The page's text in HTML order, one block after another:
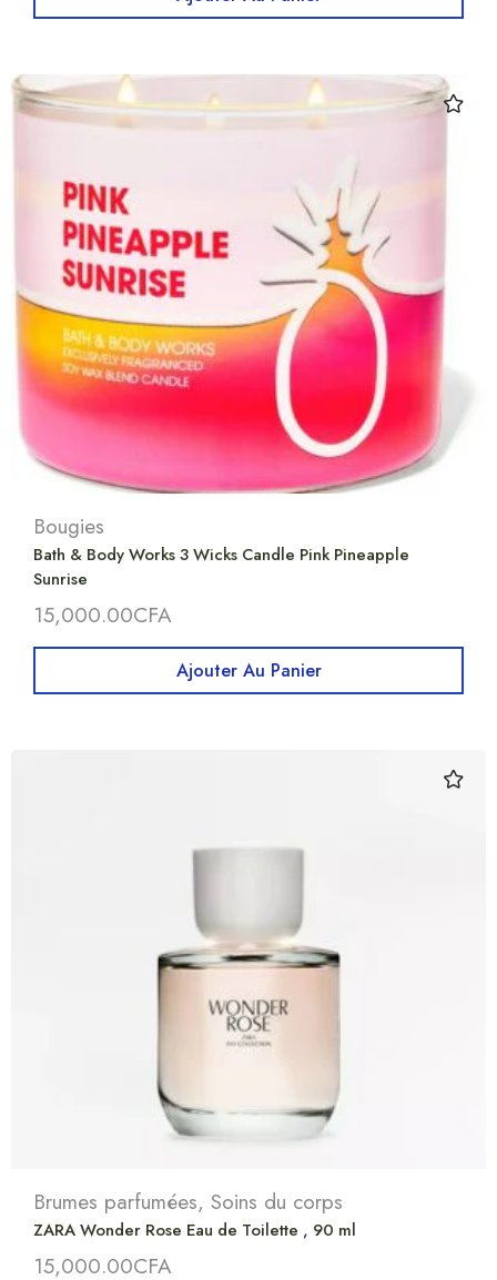
Bougies
Bath & Body Works 3 Wicks Candle Pink Pineapple
Sunrise
15,000.00CFA
Ajouter Au Panier
Brumes parfumées, Soins du corps
ZARA Wonder Rose Eau de Toilette , 90 ml
15,000.00CFA